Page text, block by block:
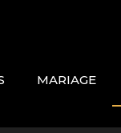
MARIAGE